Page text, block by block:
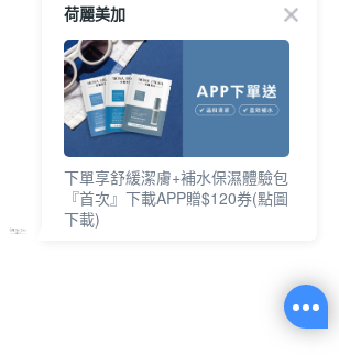
荷麗美加
下單享舒緩潔膚+補水保濕體驗包
『首次』下載APP贈$120券(點圖
下載)